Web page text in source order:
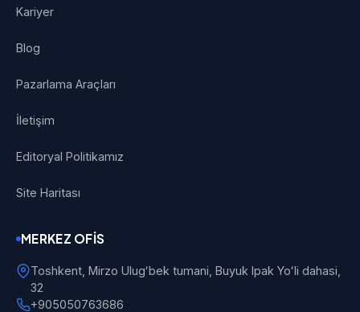
Kariyer
Blog
Pazarlama Araçları
İletişim
Editoryal Politikamız
Site Haritası
MERKEZ OFIS
Toshkent, Mirzo Ulugʻbek tumani, Buyuk Ipak Yoʻli dahasi,
32
+905050763686